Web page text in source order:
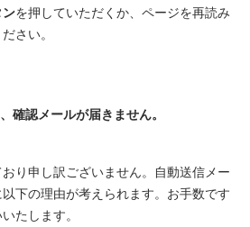
ンを押していただくか、ページを再読み
さい。
確認メールが届きません。
り申し訳ございません。自動送信メー
下の理由が考えられます。お手数です
たします。